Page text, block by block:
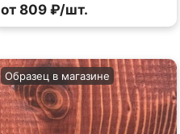
от 809 ₽/шт.
Образец в магазине